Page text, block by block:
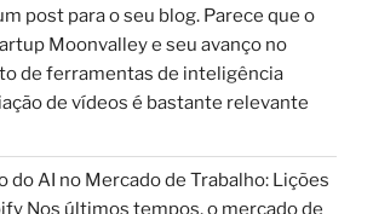
post para o seu blog. Parece que o
Moonvalley e seu avanço no
de ferramentas de inteligência
de vídeos é bastante relevante
do AI no Mercado de Trabalho: Lições